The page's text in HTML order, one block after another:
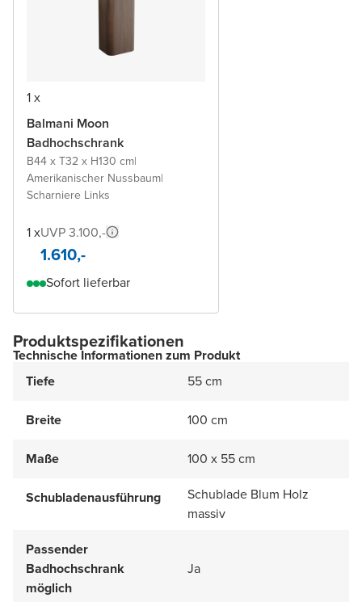
1 x
Balmani Moon
Badhochschrank
B44 x T32 x H130 cm|
Amerikanischer Nussbaum|
Scharniere Links
1 xUVP 3.100,-
1.610,-
Sofort lieferbar
Produktspezifikationen
Technische Informationen zum Produkt
Tiefe
55 cm
Breite 100 cm
Maße 100 x 55 cm
Schubladenausführung
Schublade Blum Holz
massiv
Passender
Badhochschrank
möglich
Ja